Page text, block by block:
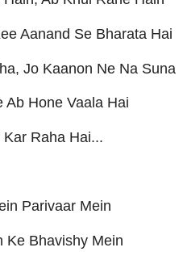
Aanand Se Bharata Hai
Jo Kaanon Ne Na Suna
Ab Hone Vaala Hai
Raha Hai...
Parivaar Mein
Ke Bhavishy Mein